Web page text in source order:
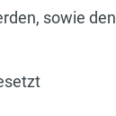
sowie den